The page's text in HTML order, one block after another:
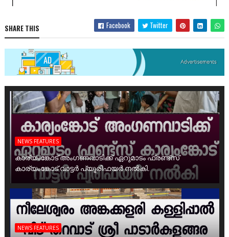
SHARE THIS Facebook Twitter
NEWS FEATURES
കാര്യംങ്കോട് അംഗണവാടിക്ക് ഏറുമാടം ഫ്രണ്ട്സ്
കാര്യംങ്കോട് വാട്ടർ പ്യൂരിഫയർ നൽകി.
NEWS FEATURES